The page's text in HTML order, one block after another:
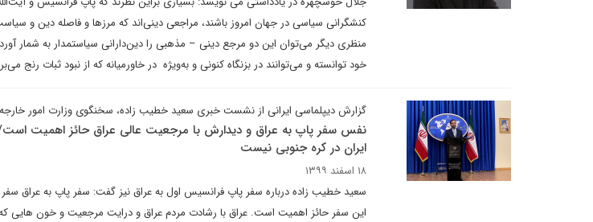
کنشگرانی سیاسی در جهان امروز باشند، مراجعی دینی‌اند که مرزها و فاصله دین و
منظری دیگر می‌توان این دو مرجع دینی – مذهبی را دین‌دارانی سیاستمدار به شمار
خود توانسته و می‌توانند در بزنگاه کنونی و به‌ویژه در خاورمیانه که از نبود ثبات رنج
گزارش دیپلماسی ایرانی از نشست خبری سعید خطیب زاده، سخنگوی وزارت امور خارجه
نفس سفر پاپ به عراق و دیدارش با مرجعیت عالی عراق حائز اهمیت است/
ایران در کره جنوبی نیست
۱۸ اسفند ۱۳۹۹
سعید خطیب زاده درباره سفر پاپ فرانسیس اول به عراق نیز گفت: سفر پاپ به
این سفر حائز اهمیت است. عراق با رشادت مردم عراق و درایت مرجعیت و خون هایی که